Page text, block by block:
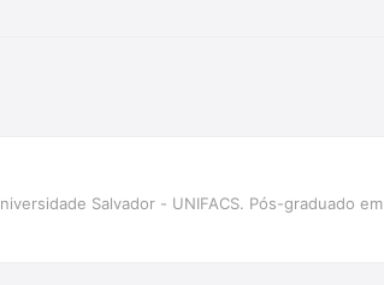
Salvador - UNIFACS. Pós-graduado em